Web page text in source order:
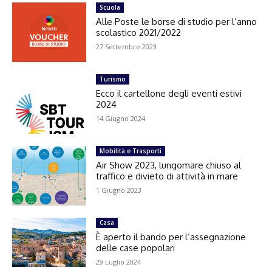
Scuola
Alle Poste le borse di studio per l’anno
scolastico 2021/2022
27 Settembre 2023
Turismo
Ecco il cartellone degli eventi estivi
2024
14 Giugno 2024
Mobilità e Trasporti
Air Show 2023, lungomare chiuso al
traffico e divieto di attività in mare
1 Giugno 2023
Casa
È aperto il bando per l’assegnazione
delle case popolari
29 Luglio 2024